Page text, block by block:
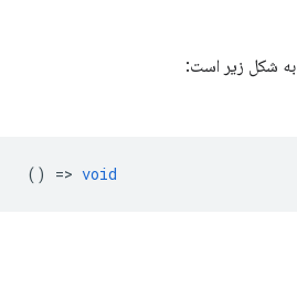
به شکل زیر است:
() => void